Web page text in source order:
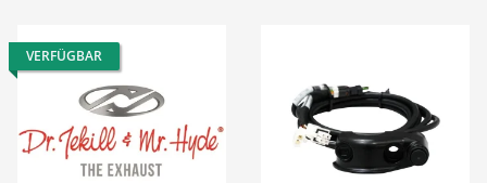
VERFÜGBAR